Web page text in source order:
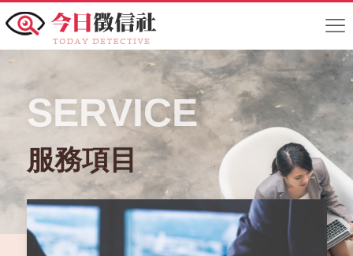
SERVICE
服務項目